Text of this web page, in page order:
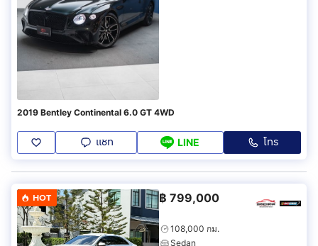
2019 Bentley Continental 6.0 GT 4WD
แชท LINE โทร
HOT ฿ 799,000
108,000 กม.
Sedan